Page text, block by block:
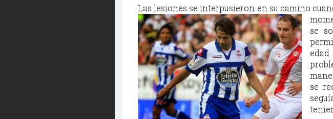
Las lesiones se interpusieron en su camino
se
se